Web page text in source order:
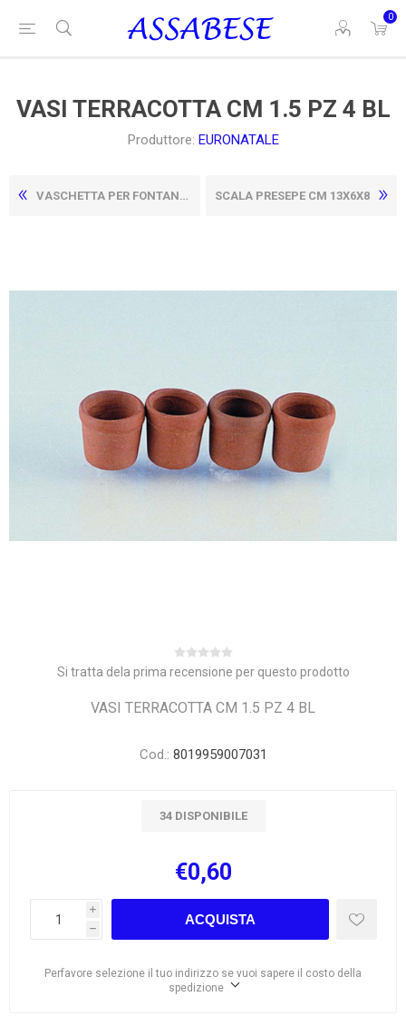
0
VASI TERRACOTTA CM 1.5 PZ 4 BL
Produttore: EURONATALE
VASCHETTA PER FONTANE O LAGHETTI CM. 16X12X5,5H SCALA PRESEPE CM 13X6X8
Si tratta dela prima recensione per questo prodotto
VASI TERRACOTTA CM 1.5 PZ 4 BL
Cod.: 8019959007031
34 DISPONIBILE
€0,60
i
h
ACQUISTA
Perfavore selezione il tuo indirizzo se vuoi sapere il costo della
spedizione